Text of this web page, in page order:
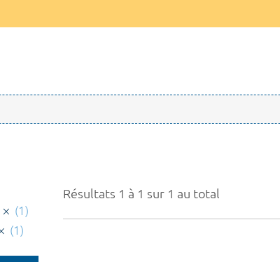
Résultats 1 à 1 sur 1 au total
(1)
(1)